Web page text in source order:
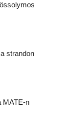
strandon
MATE-n